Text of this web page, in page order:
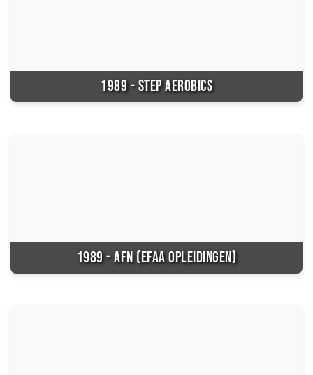
1989 - STEP AEROBICS
1989 - AFN (EFAA OPLEIDINGEN)